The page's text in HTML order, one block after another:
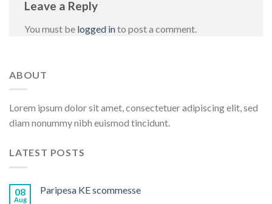
Leave a Reply
You must be logged into post a comment.
ABOUT
Lorem ipsum dolor sit amet, consectetuer adipiscing elit, sed
diam nonummy nibh euismod tincidunt.
LATEST POSTS
08
Aug
Paripesa KE scommesse